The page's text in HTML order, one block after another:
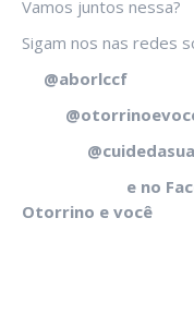
Vamos juntos nessa?
Sigam nos nas redes
@aborlccf
e no
Otorrino e você